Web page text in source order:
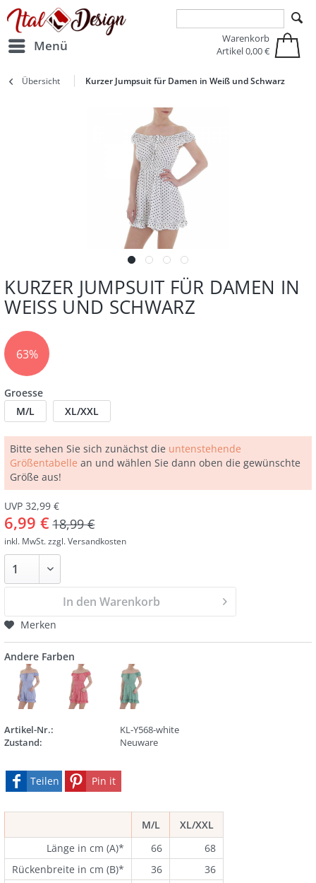
Zur Hauptnavigation springen Zum Hauptinhalt springen
Menü
Warenkorb
Artikel0,00 €
Übersicht Kurzer Jumpsuit für Damen in Weiß und Schwarz
KURZER JUMPSUIT FÜR DAMEN IN
WEISS UND SCHWARZ
63%
Groesse
M/L
XL/XXL
Bitte sehen Sie sich zunächst die untenstehende
Größentabelle an und wählen Sie dann oben die gewünschte
Größe aus!
UVP 32,99 €
6,99 € 18,99 €
inkl. MwSt.zzgl. Versandkosten
In den Warenkorb
Merken
Andere Farben
Artikel-Nr.:
KL-Y568-white
Zustand:
Neuware
Teilen Pin it
M/L
XL/XXL
Länge in cm (A)*
66
68
Rückenbreite in cm (B)*
36
36